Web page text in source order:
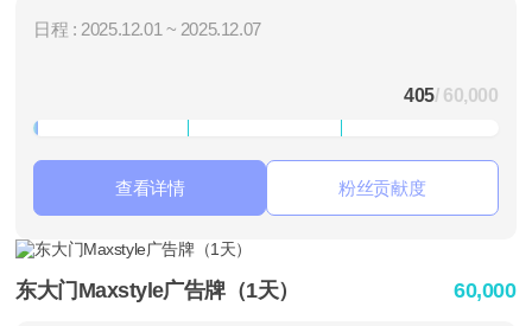
日程 : 2025.12.01 ~ 2025.12.07
405/ 60,000
查看详情 粉丝贡献度
东大门Maxstyle广告牌（1天） 60,000